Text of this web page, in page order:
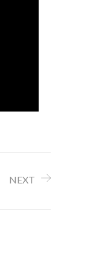
NEXT